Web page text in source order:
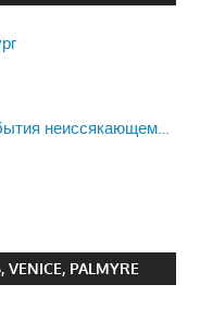
неиссякающем…
VENICE, PALMYRE